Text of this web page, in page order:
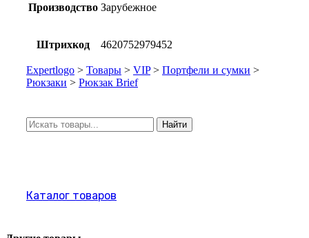
Производство Зарубежное
Штрихкод 4620752979452
Expertlogo > Товары > VIP> Портфели и сумки >
Рюкзаки > Рюкзак Brief
Искать: Найти
Каталог товаров